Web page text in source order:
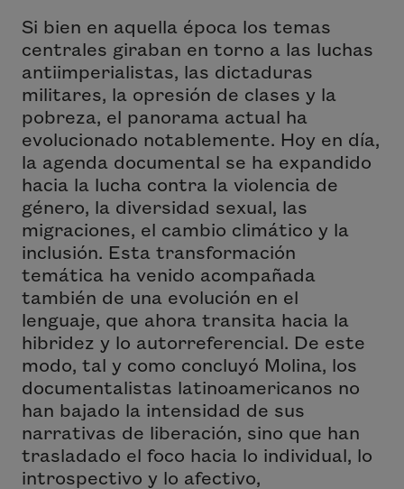
Si bien en aquella época los temas
centrales giraban en torno a las luchas
antiimperialistas, las dictaduras
militares, la opresión de clases y la
pobreza, el panorama actual ha
evolucionado notablemente. Hoy en día,
la agenda documental se ha expandido
hacia la lucha contra la violencia de
género, la diversidad sexual, las
migraciones, el cambio climático y la
inclusión. Esta transformación
temática ha venido acompañada
también de una evolución en el
lenguaje, que ahora transita hacia la
hibridez y lo autorreferencial. De este
modo, tal y como concluyó Molina, los
documentalistas latinoamericanos no
han bajado la intensidad de sus
narrativas de liberación, sino que han
trasladado el foco hacia lo individual, lo
introspectivo y lo afectivo,